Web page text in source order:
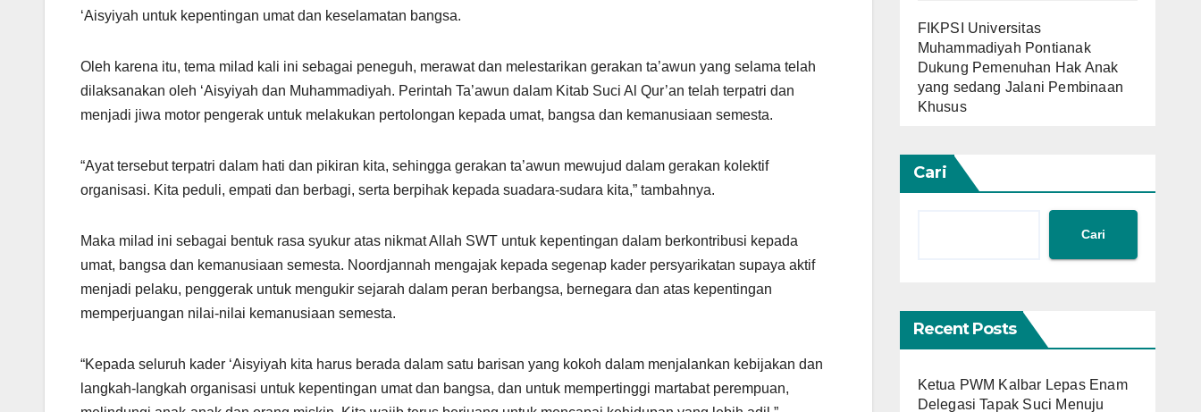
‘Aisyiyah untuk kepentingan umat dan keselamatan bangsa.
Oleh karena itu, tema milad kali ini sebagai peneguh, merawat dan melestarikan gerakan ta’awun yang selama telah
dilaksanakan oleh ‘Aisyiyah dan Muhammadiyah. Perintah Ta’awun dalam Kitab Suci Al Qur’an telah terpatri dan
menjadi jiwa motor pengerak untuk melakukan pertolongan kepada umat, bangsa dan kemanusiaan semesta.
“Ayat tersebut terpatri dalam hati dan pikiran kita, sehingga gerakan ta’awun mewujud dalam gerakan kolektif
organisasi. Kita peduli, empati dan berbagi, serta berpihak kepada suadara-sudara kita,” tambahnya.
Maka milad ini sebagai bentuk rasa syukur atas nikmat Allah SWT untuk kepentingan dalam berkontribusi kepada
umat, bangsa dan kemanusiaan semesta. Noordjannah mengajak kepada segenap kader persyarikatan supaya aktif
menjadi pelaku, penggerak untuk mengukir sejarah dalam peran berbangsa, bernegara dan atas kepentingan
memperjuangan nilai-nilai kemanusiaan semesta.
“Kepada seluruh kader ‘Aisyiyah kita harus berada dalam satu barisan yang kokoh dalam menjalankan kebijakan dan
langkah-langkah organisasi untuk kepentingan umat dan bangsa, dan untuk mempertinggi martabat perempuan,
FIKPSI Universitas
Muhammadiyah Pontianak
Dukung Pemenuhan Hak Anak
yang sedang Jalani Pembinaan
Khusus
Cari
Cari
Recent Posts
Ketua PWM Kalbar Lepas Enam
Delegasi Tapak Suci Menuju